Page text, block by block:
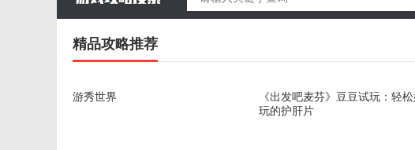
精品攻略推荐
游秀世界
《出发吧麦芬》豆豆试玩：轻
玩的护肝片